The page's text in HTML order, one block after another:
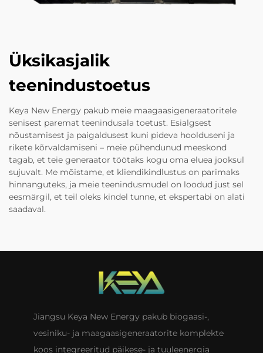
Üksikasjalik
teenindustoetus
Keya New Energy pakub meie maagaasigeneraatoritele
senisest paremat teenindusala toetust. Esialgsest
nõustamisest ja paigaldusest kuni pideva hoolduseni ja
rikete kõrvaldamiseni – meie pühendunud meeskond
tagab, et teie generaator töötaks kogu oma eluea jooksul
sujuvalt. Me mõistame, et kliendikindlustus on parimaks
hinnanguteks, ja meie teenindusmudel on loodud just sel
eesmärgil, et teil oleks kindel tunne, et ekspertabi on alati
saadaval.
Jiangsu Keya New Energy pakub biogaasi-,
vesiniku- ja maagaasigeneraatorite komplekte
koos integreeritud päikese- ja tuuleenergia